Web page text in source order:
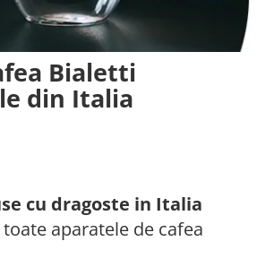
Uno System
Bialetti
din Italia
cu dragoste in Italia
aparatele de cafea